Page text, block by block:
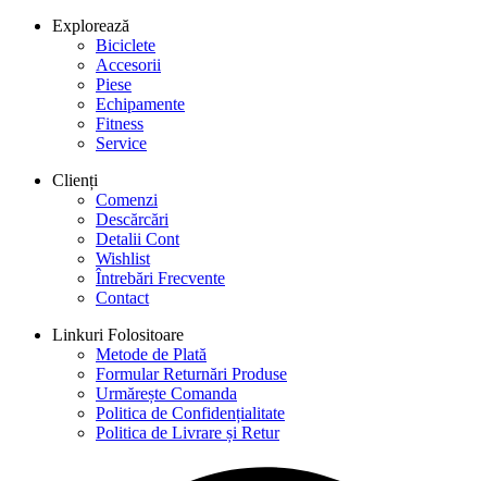
Explorează
Biciclete
Accesorii
Piese
Echipamente
Fitness
Service
Clienți
Comenzi
Descărcări
Detalii Cont
Wishlist
Întrebări Frecvente
Contact
Linkuri Folositoare
Metode de Plată
Formular Returnări Produse
Urmărește Comanda
Politica de Confidențialitate
Politica de Livrare și Retur